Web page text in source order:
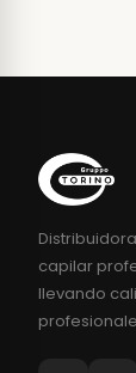
capilar
llevando